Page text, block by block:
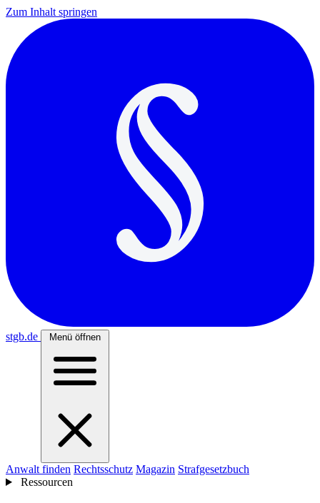
Zum Inhalt springen
stgb.de Menü öffnen
Anwalt finden Rechtsschutz Magazin Strafgesetzbuch
Ressourcen